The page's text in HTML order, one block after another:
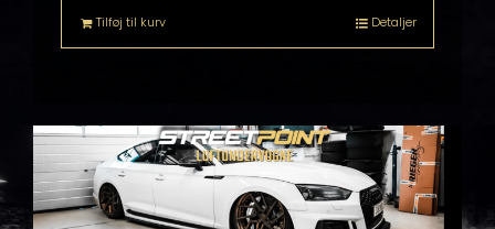
Tilføj til kurv Detaljer